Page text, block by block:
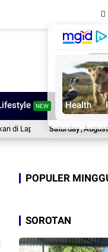
NEW Health
Saturday,August
Merdeka Pengcab
POPULER
SOROTAN